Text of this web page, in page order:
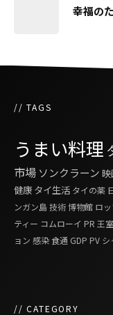
幸福の
// TAGS
うまい料理
市場 ソンクラーン
健康 タイ生活 タイの薬
ンガン島技術博物館 ロ
ティー コムローイ PR 王
ョン 感染食通 GDP PV シ
// CATEGORY